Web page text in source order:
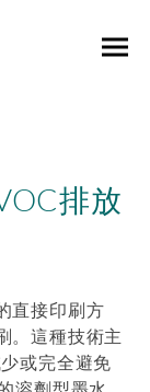
排放
直接印刷方
。這種技術主
或完全避免